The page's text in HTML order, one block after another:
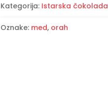
Kategorija: Istarska čokolada
Oznake: med, orah